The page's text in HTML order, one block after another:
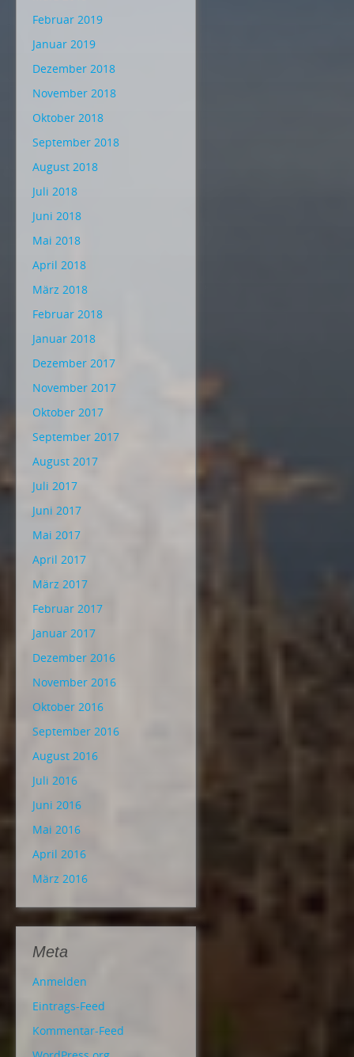
Februar 2019
Januar 2019
Dezember 2018
November 2018
Oktober 2018
September 2018
August 2018
Juli 2018
Juni 2018
Mai 2018
April 2018
März 2018
Februar 2018
Januar 2018
Dezember 2017
November 2017
Oktober 2017
September 2017
August 2017
Juli 2017
Juni 2017
Mai 2017
April 2017
März 2017
Februar 2017
Januar 2017
Dezember 2016
November 2016
Oktober 2016
September 2016
August 2016
Juli 2016
Juni 2016
Mai 2016
April 2016
März 2016
Meta
Anmelden
Eintrags-Feed
Kommentar-Feed